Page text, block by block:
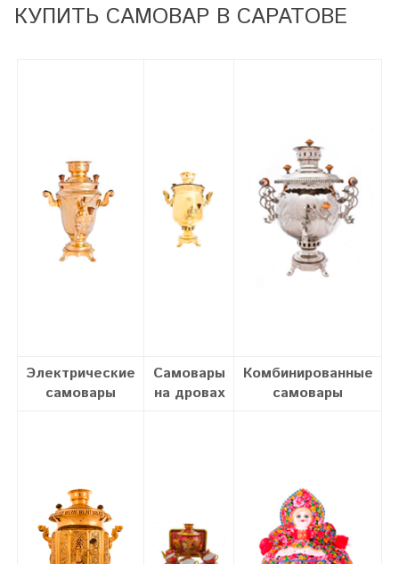
КУПИТЬ САМОВАР В САРАТОВЕ
Электрические
самовары
Самовары
на дровах
Комбинированные
самовары